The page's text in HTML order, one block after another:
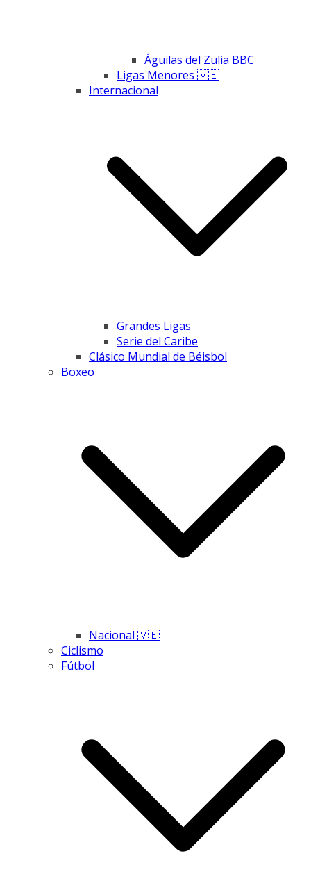
Águilas del Zulia BBC
Ligas Menores 🇻🇪
Internacional
Grandes Ligas
Serie del Caribe
Clásico Mundial de Béisbol
Boxeo
Nacional 🇻🇪
Ciclismo
Fútbol